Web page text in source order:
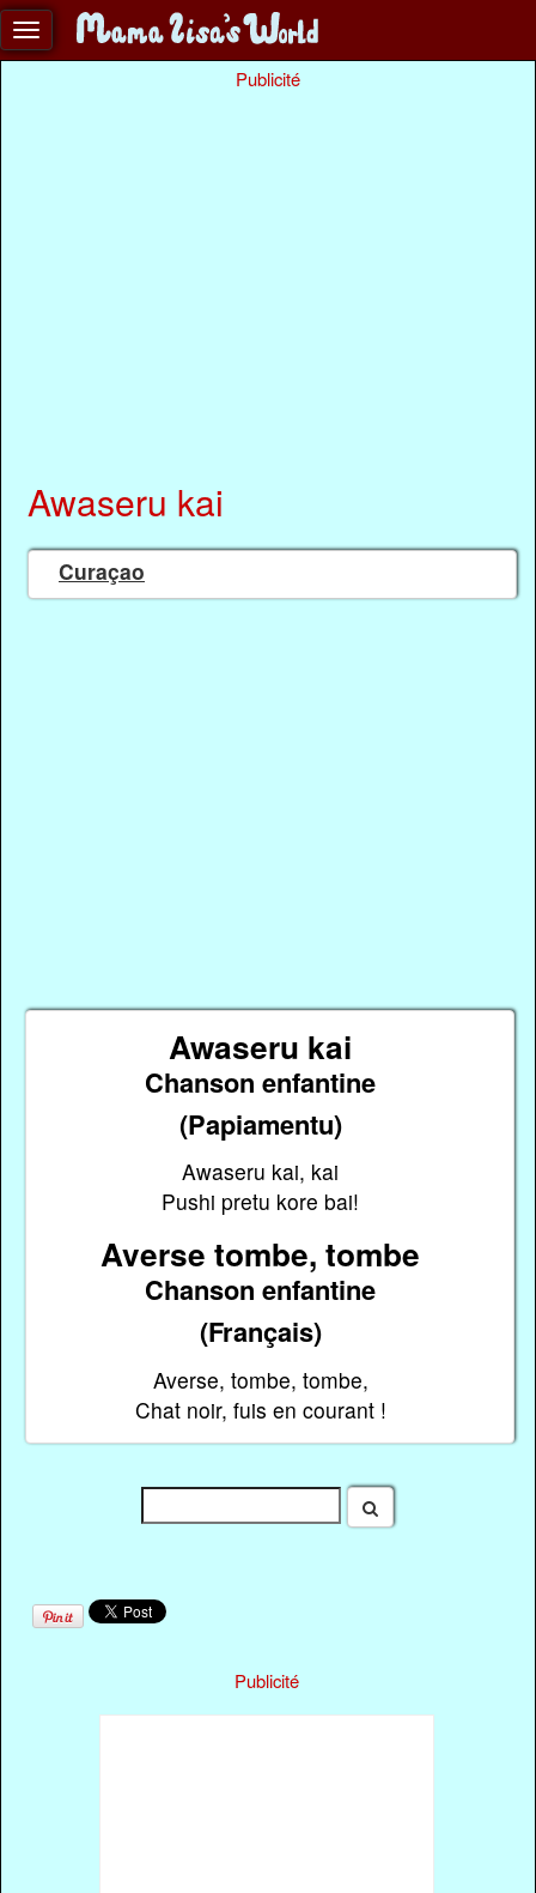
Publicité
Awaseru kai
Curaçao
Awaseru kai
Chanson enfantine
(Papiamentu)
Awaseru kai, kai
Pushi pretu kore bai!
Averse tombe, tombe
Chanson enfantine
(Français)
Averse, tombe, tombe,
Chat noir, fuis en courant !
Publicité